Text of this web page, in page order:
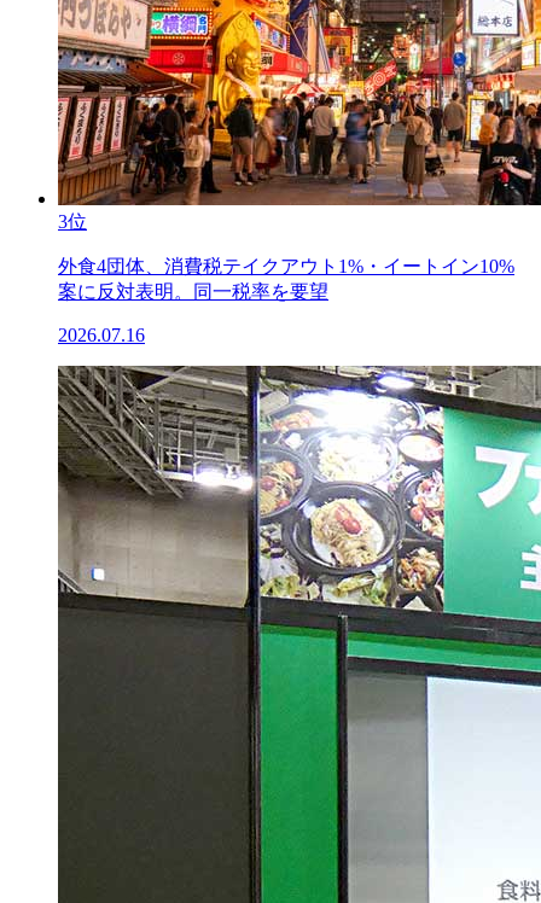
3位
外食4団体、消費税テイクアウト1%・イートイン10%
案に反対表明。同一税率を要望
2026.07.16